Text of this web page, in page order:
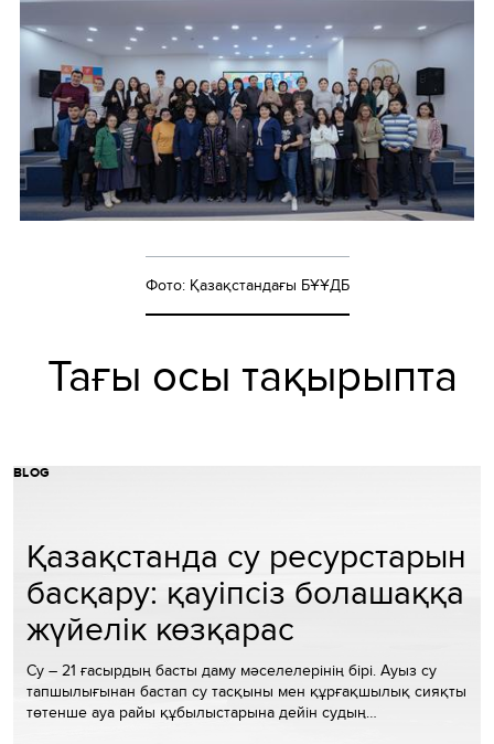
Фото: Қазақстандағы БҰҰДБ
Тағы осы тақырыпта
BLOG
Қазақстанда су ресурстарын
басқару: қауіпсіз болашаққа
жүйелік көзқарас
Су – 21 ғасырдың басты даму мәселелерінің бірі. Ауыз су
тапшылығынан бастап су тасқыны мен құрғақшылық сияқты
төтенше ауа райы құбылыстарына дейін судың…